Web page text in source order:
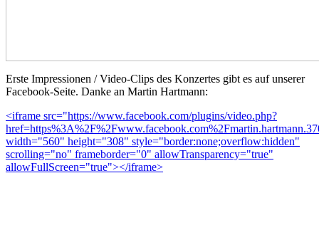
Erste Impressionen / Video-Clips des Konzertes gibt es auf unserer
Facebook-Seite. Danke an Martin Hartmann:
<iframe src="https://www.facebook.com/plugins/video.php?
width="560" height="308" style="border:none;overflow:hidden"
scrolling="no" frameborder="0" allowTransparency="true"
allowFullScreen="true"></iframe>